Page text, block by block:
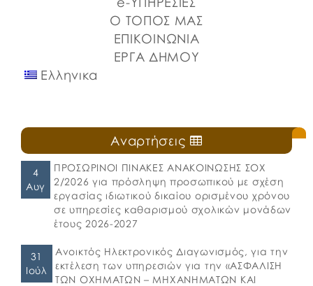
Ο ΤΟΠΟΣ ΜΑΣ
ΕΠΙΚΟΙΝΩΝΙΑ
ΕΡΓΑ ΔΗΜΟΥ
Ελληνικα
Αναρτήσεις
4
Αυγ
ΠΡΟΣΩΡΙΝΟΙ ΠΙΝΑΚΕΣ ΑΝΑΚΟΙΝΩΣΗΣ ΣΟΧ
2/2026 για πρόσληψη προσωπικού με σχέση
εργασίας ιδιωτικού δικαίου ορισμένου χρόνου
σε υπηρεσίες καθαρισμού σχολικών μονάδων
έτους 2026-2027
31
Ιούλ
Ανοικτός Ηλεκτρονικός Διαγωνισμός, για την
εκτέλεση των υπηρεσιών για την «ΑΣΦΑΛΙΣΗ
ΤΩΝ ΟΧΗΜΑΤΩΝ – ΜΗΧΑΝΗΜΑΤΩΝ ΚΑΙ